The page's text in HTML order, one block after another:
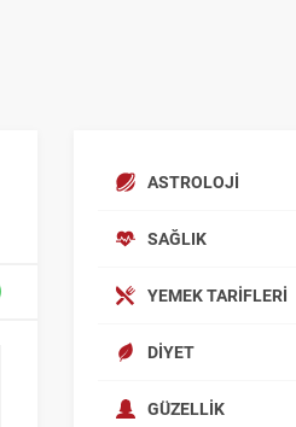
ASTROLOJI
SAĞLIK
YEMEK TARIFLERI
DIYET
GÜZELLIK